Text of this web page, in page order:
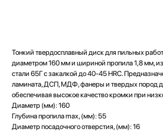
Тонкий твердосплавный диск для пильных
диаметром 160 мм и шириной пропила 1,8 мм,
стали 65Г с закалкой до 40-45 HRC.
ламината, ДСП, МДФ, фанеры и твердых пород
обеспечивая высокое качество кромки при
Диаметр (мм): 160
Глубина пропила max, (мм): 55
Диаметр посадочного отверстия, (мм): 16
Северодвинск, Ломоносова 85к2
Северодвинск, Никольская 7 к.1
Ежедневно с 09:00
Пн - Пт до 19:00
Вс до 16:00
Пн - Пт 09:00 - 19:00
Сб - Вс 10:00 - 18:00
+ 7 (8184) 50-11-21